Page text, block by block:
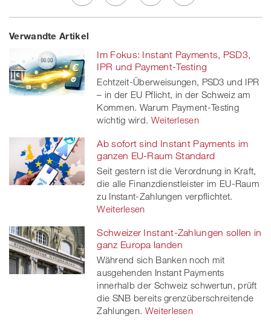
Share
on
Facebook
Twe
on
twitt
er
Share
linkedin
Share
Xing
Verwandte Artikel
Im Fokus: Instant Payments, PSD3,
IPR und Payment-Testing
Echtzeit-Überweisungen, PSD3 und IPR
– in der EU Pflicht, in der Schweiz am
Kommen. Warum Payment-Testing
wichtig wird. Weiterlesen
Ab sofort sind Instant Payments im
ganzen EU-Raum Standard
Seit gestern ist die Verordnung in Kraft,
die alle Finanzdienstleister im EU-Raum
zu Instant-Zahlungen verpflichtet.
Weiterlesen
Schweizer Instant-Zahlungen sollen in
ganz Europa landen
Während sich Banken noch mit
ausgehenden Instant Payments
innerhalb der Schweiz schwertun, prüft
die SNB bereits grenzüberschreitende
Zahlungen. Weiterlesen